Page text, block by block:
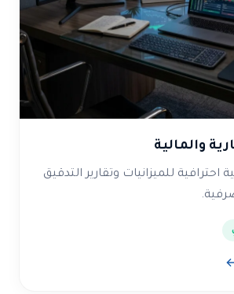
والمالية
احترافية للميزانيات وتقارير التدقيق